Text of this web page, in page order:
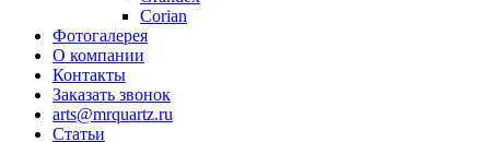
Corian
Фотогалерея
О компании
Контакты
Заказать звонок
arts@mrquartz.ru
Статьи